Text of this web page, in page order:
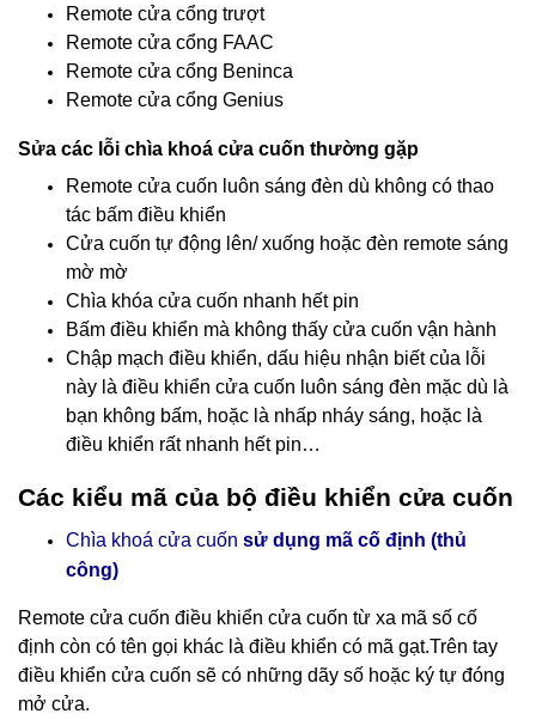
Remote cửa cổng trượt
Remote cửa cổng FAAC
Remote cửa cổng Beninca
Remote cửa cổng Genius
Sửa các lỗi chìa khoá cửa cuốn thường gặp
Remote cửa cuốn luôn sáng đèn dù không có thao
tác bấm điều khiển
Cửa cuốn tự động lên/ xuống hoặc đèn remote sáng
mờ mờ
Chìa khóa cửa cuốn nhanh hết pin
Bấm điều khiển mà không thấy cửa cuốn vận hành
Chập mạch điều khiển, dấu hiệu nhận biết của lỗi
này là điều khiển cửa cuốn luôn sáng đèn mặc dù là
bạn không bấm, hoặc là nhấp nháy sáng, hoặc là
điều khiển rất nhanh hết pin…
Các kiểu mã của bộ điều khiển cửa cuốn
Chìa khoá cửa cuốn sử dụng mã cố định (thủ
công)
Remote cửa cuốn điều khiển cửa cuốn từ xa mã số cố
định còn có tên gọi khác là điều khiển có mã gạt.Trên tay
điều khiển cửa cuốn sẽ có những dãy số hoặc ký tự đóng
mở cửa.